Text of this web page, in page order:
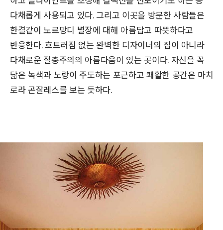
다채롭게 사용되고 있다. 그리고 이곳을 방문한 사람들은
한결같이 노르망디 별장에 대해 아름답고 따뜻하다고
반응한다. 흐트러짐 없는 완벽한 디자이너의 집이 아니라
다채로운 절충주의의 아름다움이 있는 곳이다. 자신을 꼭
닮은 녹색과 노랑이 주도하는 포근하고 쾌활한 공간은 마치
로라 곤잘레스를 보는 듯하다.